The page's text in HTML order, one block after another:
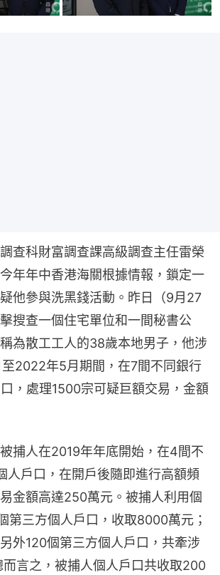
查科財富調查課高級調查主任雷榮
年年中香港海關根據情報，鎖定一
他參與洗黑錢活動。昨日（9月27
搜查一個住宅單位和一間秘書公
為散工工人的38歲本地男子，他涉
至2022年5月期間，在7間不同銀行
，處理1500宗可疑巨額交易，金額
捕人在2019年年底開始，在4間不
人戶口，在開戶後隨即進行高額頻
金額高達250萬元。被捕人利用個
第三方個人戶口，收取8000萬元；
外120個第三方個人戶口，共牽涉
言之，被捕人個人戶口共收取200